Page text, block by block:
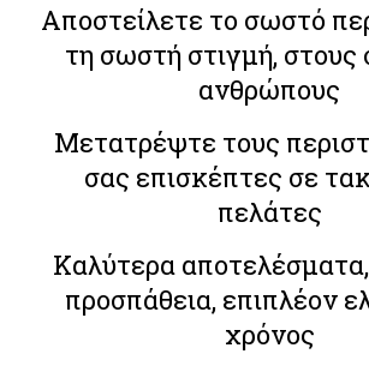
Αποστείλετε το σωστό
τη σωστή στιγμή,
ανθρώπους
Μετατρέψτε τους
σας επισκέπτες σε
πελάτες
Καλύτερα
προσπάθεια, επιπλέον
χρόνος